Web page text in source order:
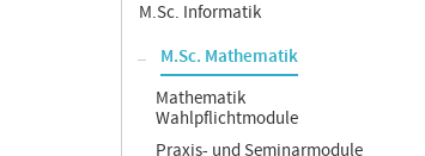
M.Sc. Informatik
M.Sc. Mathematik
Mathematik
Wahlpflichtmodule
Praxis- und Seminarmodule